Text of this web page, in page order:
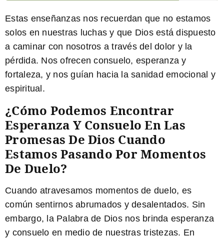
Estas enseñanzas nos recuerdan que no estamos
solos en nuestras luchas y que Dios está dispuesto
a caminar con nosotros a través del dolor y la
pérdida. Nos ofrecen consuelo, esperanza y
fortaleza, y nos guían hacia la sanidad emocional y
espiritual.
¿Cómo Podemos Encontrar
Esperanza Y Consuelo En Las
Promesas De Dios Cuando
Estamos Pasando Por Momentos
De Duelo?
Cuando atravesamos momentos de duelo, es
común sentirnos abrumados y desalentados. Sin
embargo, la Palabra de Dios nos brinda esperanza
y consuelo en medio de nuestras tristezas. En